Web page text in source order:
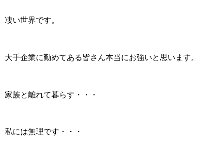
凄い世界です。
大手企業に勤めてある皆さん本当にお強いと思います。
家族と離れて暮らす・・・
私には無理です・・・